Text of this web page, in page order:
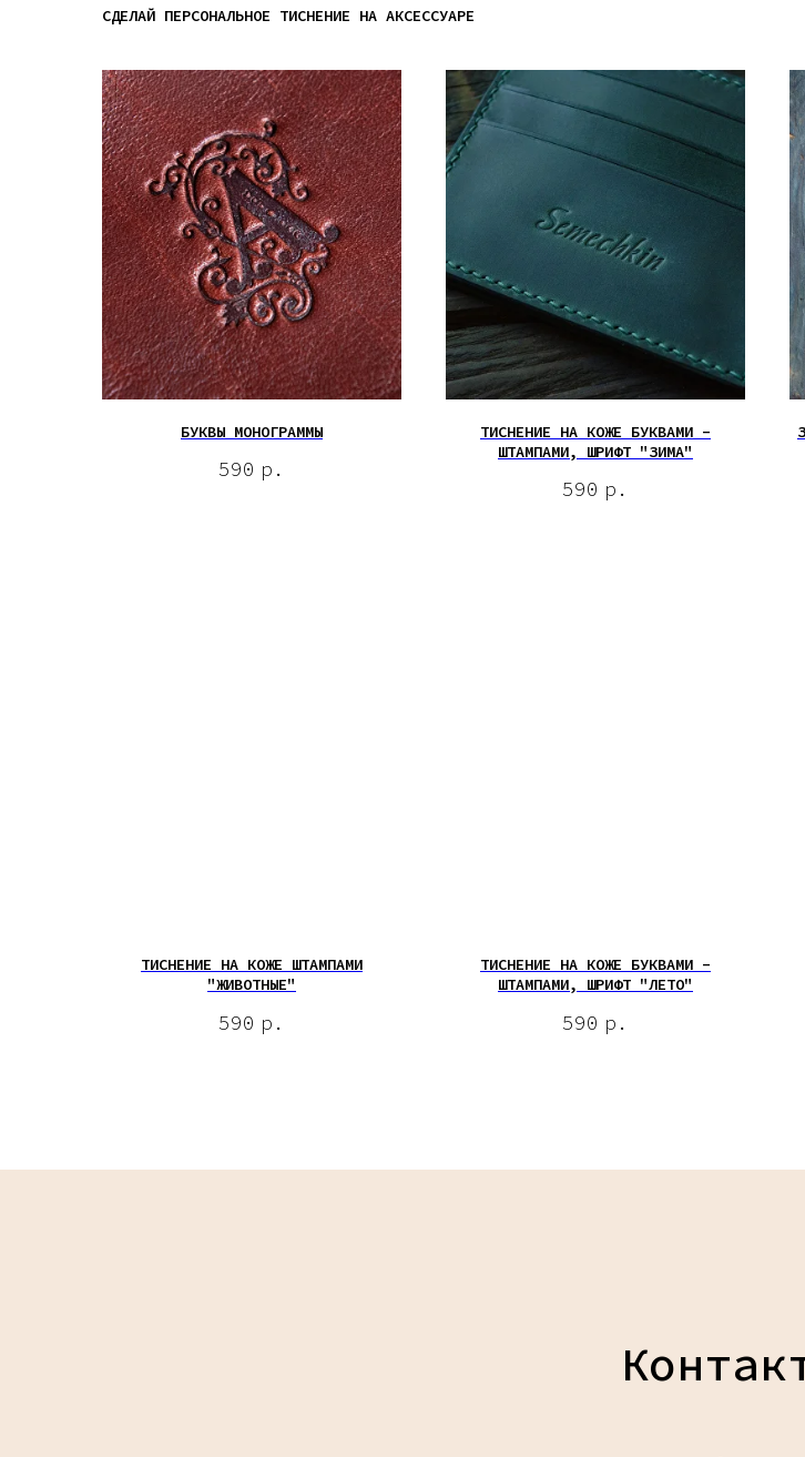
СДЕЛАЙ ПЕРСОНАЛЬНОЕ ТИСНЕНИЕ НА АКСЕССУАРЕ
БУКВЫ МОНОГРАММЫ
590 р.
ТИСНЕНИЕ НА КОЖЕ БУКВАМИ -
ШТАМПАМИ, ШРИФТ "ЗИМА"
590 р.
ТИСНЕНИЕ НА КОЖЕ ШТАМПАМИ
"ЖИВОТНЫЕ"
590 р.
ТИСНЕНИЕ НА КОЖЕ БУКВАМИ -
ШТАМПАМИ, ШРИФТ "ЛЕТО"
590 р.